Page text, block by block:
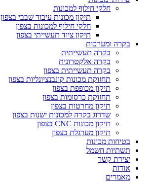
חלקי חילוף למכונות
תיקון מכונות עיבוד שבבי בצפון
חלקי חילוף למכונות בצפון
תיקון ציוד תעשייתי בצפון
בקרה ומערכות
בקרה תעשייתית
בקרה אלקטרונית
בקרה תעשייתית בצפון
תחזוקת מכונות קונבנציונליות בצפון
תיקון מכופפת בצפון
תחזוקת כרסומות בצפון
תיקון מחרטות בצפון
שדרוג בקרה למכונות ישנות בצפון
תיקון מכונות CNC בצפון
תיקון מערגלת בצפון
בטיחות מכונות
תשתיות חשמל
יצירת קשר
אודות
מאמרים